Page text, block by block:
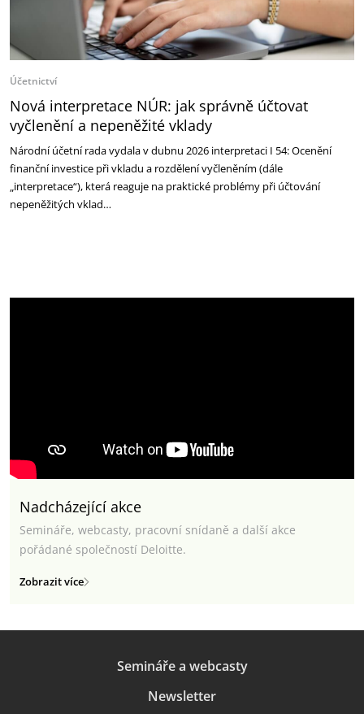
Účetnictví
Nová interpretace NÚR: jak správně účtovat
vyčlenění a nepeněžité vklady
Národní účetní rada vydala v dubnu 2026 interpretaci I 54: Ocenění
finanční investice při vkladu a rozdělení vyčleněním (dále
„interpretace“), která reaguje na praktické problémy při účtování
nepeněžitých vklad…
Nadcházející akce
Semináře, webcasty, pracovní snídaně a další akce
pořádané společností Deloitte.
Zobrazit více
Semináře a webcasty
Newsletter